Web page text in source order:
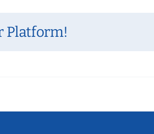
Platform!